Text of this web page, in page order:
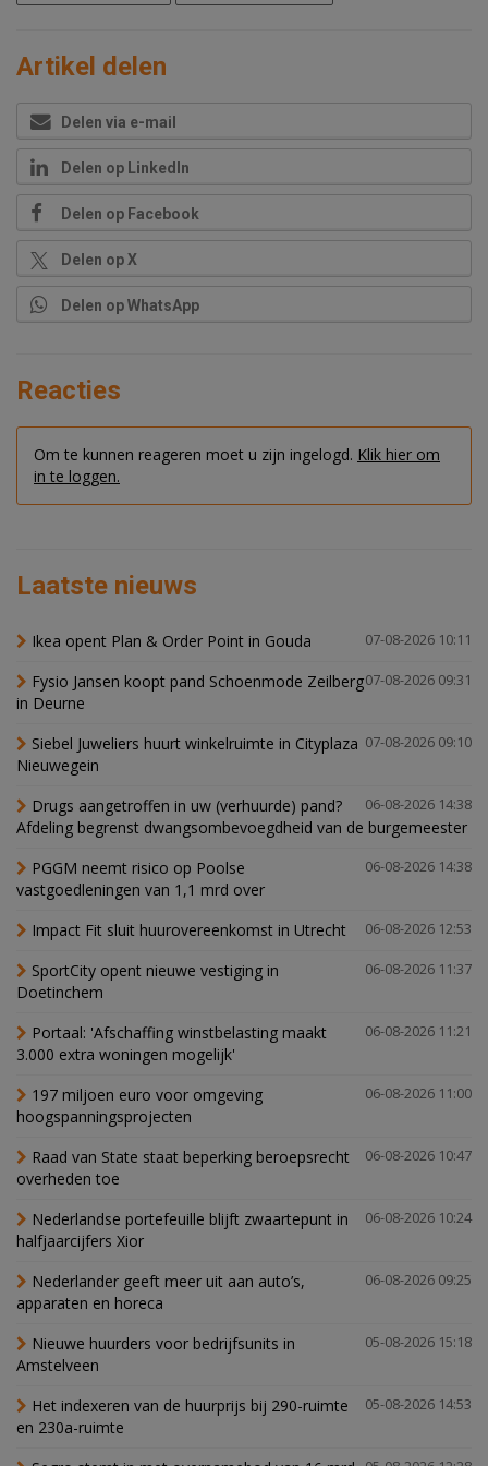
Artikel delen
Delen via e-mail
Delen op LinkedIn
Delen op Facebook
Delen op X
Delen op WhatsApp
Reacties
Om te kunnen reageren moet u zijn ingelogd. Klik hier om
in te loggen.
Laatste nieuws
07-08-2026 10:11
Ikea opent Plan & Order Point in Gouda
07-08-2026 09:31
Fysio Jansen koopt pand Schoenmode Zeilberg
in Deurne
07-08-2026 09:10
Siebel Juweliers huurt winkelruimte in Cityplaza
Nieuwegein
06-08-2026 14:38
Drugs aangetroffen in uw (verhuurde) pand?
Afdeling begrenst dwangsombevoegdheid van de burgemeester
06-08-2026 14:38
PGGM neemt risico op Poolse
vastgoedleningen van 1,1 mrd over
06-08-2026 12:53
Impact Fit sluit huurovereenkomst in Utrecht
06-08-2026 11:37
SportCity opent nieuwe vestiging in
Doetinchem
06-08-2026 11:21
Portaal: 'Afschaffing winstbelasting maakt
3.000 extra woningen mogelijk'
06-08-2026 11:00
197 miljoen euro voor omgeving
hoogspanningsprojecten
06-08-2026 10:47
Raad van State staat beperking beroepsrecht
overheden toe
06-08-2026 10:24
Nederlandse portefeuille blijft zwaartepunt in
halfjaarcijfers Xior
06-08-2026 09:25
Nederlander geeft meer uit aan auto’s,
apparaten en horeca
05-08-2026 15:18
Nieuwe huurders voor bedrijfsunits in
Amstelveen
05-08-2026 14:53
Het indexeren van de huurprijs bij 290-ruimte
en 230a-ruimte